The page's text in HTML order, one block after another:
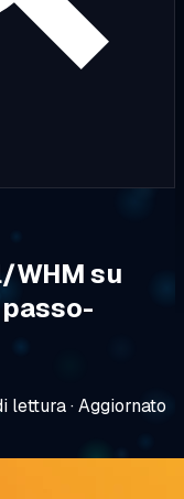
WHM su
lettura·Aggiornato